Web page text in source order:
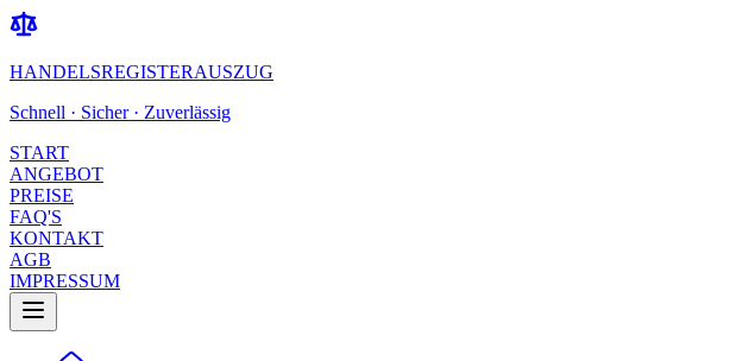
HANDELSREGISTERAUSZUG
Schnell · Sicher · Zuverlässig
START
ANGEBOT
PREISE
FAQ'S
KONTAKT
AGB
IMPRESSUM